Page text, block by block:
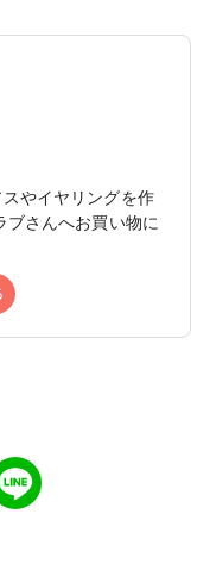
やイヤリングを作
ブさんへお買い物に